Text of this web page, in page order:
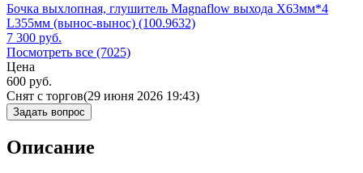
Бочка выхлопная, глушитель Magnaflow выхода X63мм*4
L355мм (вынос-вынос) (100.9632)
7 300 руб.
Посмотреть все (7025)
Цена
600 руб.
Снят с торгов(29 июня 2026 19:43)
Задать вопрос
Описание